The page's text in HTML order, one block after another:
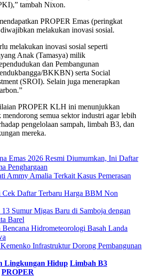
tambah Nixon.
PROPER Emas (peringkat
melakukan inovasi sosial.
melakukan inovasi sosial seperti
Anak (Tamasya) milik
dan Pembangunan
BKKBN) serta Social
(SROI). Selain juga menerapkan
PROPER KLH ini menunjukkan
semua sektor industri agar lebih
pengelolaan sampah, limbah B3, dan
mereka.
Emas 2026 Resmi Diumumkan, Ini Daftar
Penghargaan
Ammy Amalia Terkait Kasus Pemerasan
Daftar Terbaru Harga BBM Non
Sumur Migas Baru di Samboja dengan
Barel
Hidrometeorologi Basah Landa
Infrastruktur Dorong Pembangunan
Lingkungan Hidup Limbah B3
PROPER